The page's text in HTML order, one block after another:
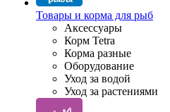
Товары и корма для рыб
Аксессуары
Корм Tetra
Корма разные
Оборудование
Уход за водой
Уход за растениями